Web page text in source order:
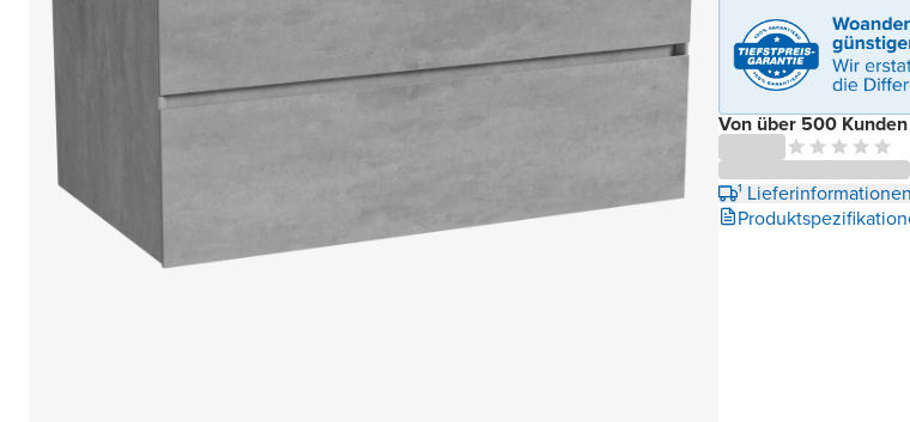
Von über 500
¹ Lieferinformationen